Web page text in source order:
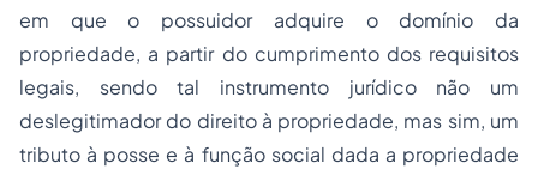
em que o possuidor adquire o domínio da
propriedade, a partir do cumprimento dos requisitos
legais, sendo tal instrumento jurídico não um
deslegitimador do direito à propriedade, mas sim, um
tributo à posse e à função social dada a propriedade